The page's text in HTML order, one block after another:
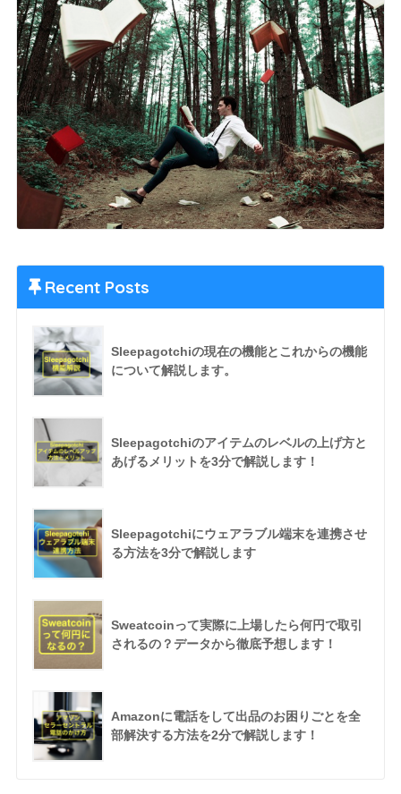
Recent Posts
Sleepagotchiの現在の機能とこれからの機能
について解説します。
Sleepagotchiのアイテムのレベルの上げ方と
あげるメリットを3分で解説します！
Sleepagotchiにウェアラブル端末を連携させ
る方法を3分で解説します
Sweatcoinって実際に上場したら何円で取引
されるの？データから徹底予想します！
Amazonに電話をして出品のお困りごとを全
部解決する方法を2分で解説します！